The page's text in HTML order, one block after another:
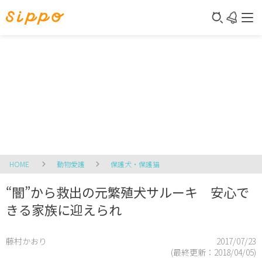
HOME 動物愛護 保護犬・保護猫
“闇”から救出の元繁殖犬サルーキ 安心で
きる家族に迎えられ
藤村かおり
2017/07/23
(最終更新： 2018/04/05)